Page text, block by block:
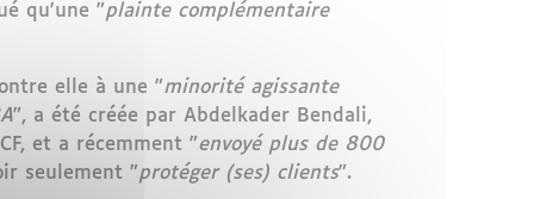
qu'une "plainte complémentaire
elle à une "minorité agissante
", a été créée par Abdelkader Bendali,
et a récemment "envoyé plus de 800
seulement "protéger (ses) clients".